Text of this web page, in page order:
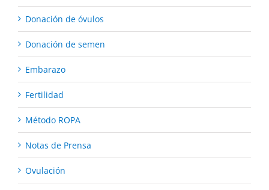
Donación de óvulos
Donación de semen
Embarazo
Fertilidad
Método ROPA
Notas de Prensa
Ovulación